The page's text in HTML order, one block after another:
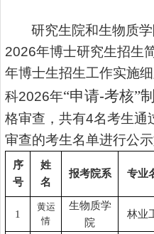
研究生院和生物质
2026年博士研究生招生
年博士生招生工作实施
科2026年“申请-考核”制
格审查，共有4名考生通
审查的考生名单进行公示
序
号
姓
名
报考院系 专业
1
黄运
情
生物质学
院
林业